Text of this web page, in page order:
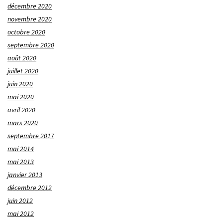
décembre 2020
novembre 2020
octobre 2020
septembre 2020
août 2020
juillet 2020
juin 2020
mai 2020
avril 2020
mars 2020
septembre 2017
mai 2014
mai 2013
janvier 2013
décembre 2012
juin 2012
mai 2012